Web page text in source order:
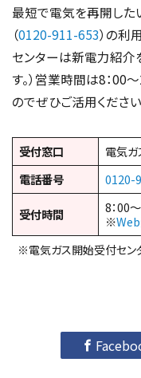
最短で電気を再開した
（0120-911-653）の利
センターは新電力紹
す。）営業時間は8：00
のでぜひご活用ください
受付窓口
電気ガ
電話番号
0120-
受付時間
8：00
※
※電気ガス開始受付セン